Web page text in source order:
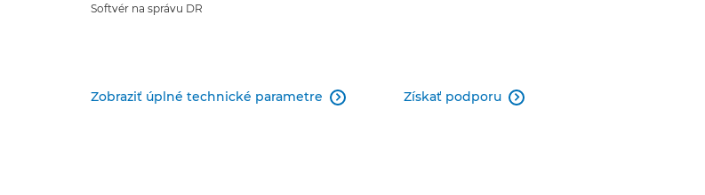
Softvér na správu DR
Zobraziť úplné technické parametre  Získať podporu 